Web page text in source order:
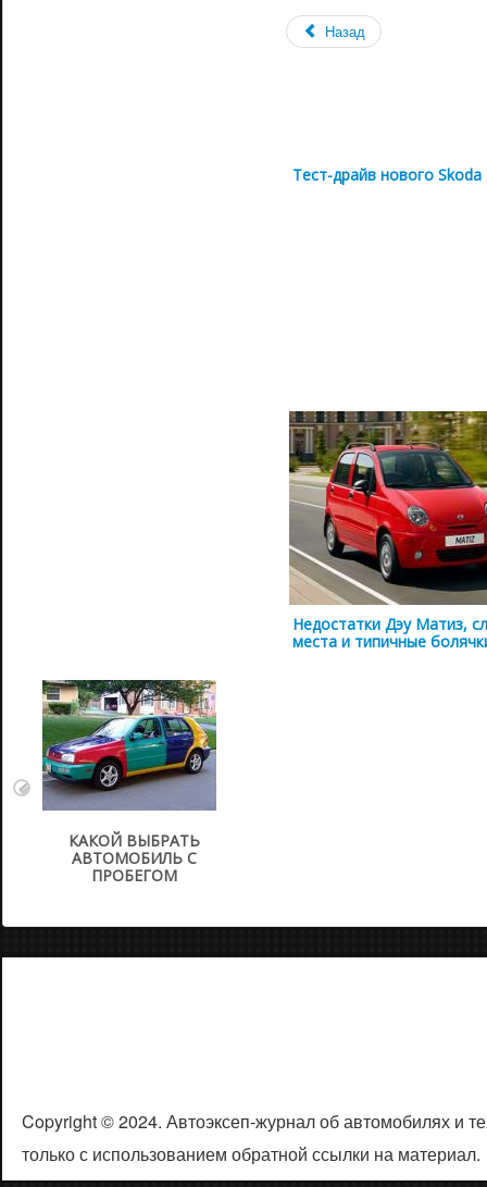
Назад
Тест-драйв нового Skoda
Недостатки Дэу Матиз,
места и типичные
КАКОЙ ВЫБРАТЬ
АВТОМОБИЛЬ С
ПРОБЕГОМ
Copyright © 2024. Автоэксеп-журнал об автомобилях и
только с использованием обратной ссылки на материал.